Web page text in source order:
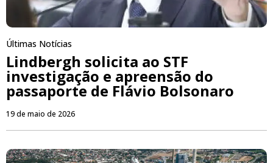
Últimas Notícias
Lindbergh solicita ao STF
investigação e apreensão do
passaporte de Flávio Bolsonaro
19 de maio de 2026